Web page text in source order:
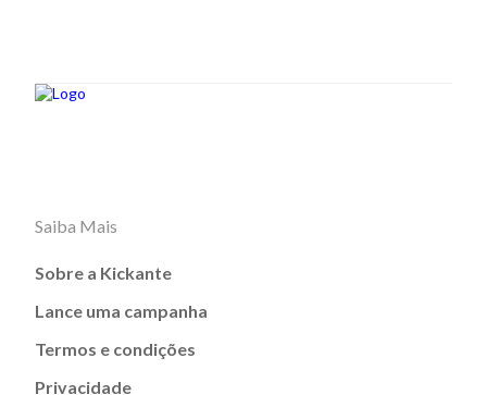
Saiba Mais
Sobre a Kickante
Lance uma campanha
Termos e condições
Privacidade